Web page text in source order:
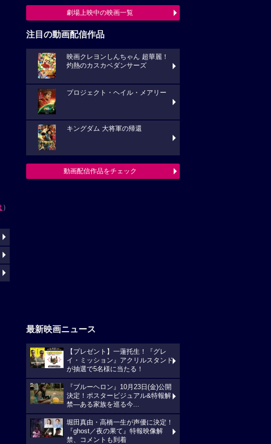
）
劇場上映中の映画一覧
注目の動画配信作品
映画クレヨンしんちゃん 超華麗！
灼熱のカスカベダンサーズ
プロジェクト・ヘイル・メアリー
キングダム 大将軍の帰還
動画配信作品をチェック
最新映画ニュース
【プレゼント】一蓮托生！『グレ
イ・ミッション』アクリルスタンド
が抽選で5名様に当たる！
『ブルーヘロン』10月23日(金)公開
決定！ポスタービジュアル&特報解
禁―ある家族を巡る今...
堀田真由・高橋一生が声優に決定！
『ghost／夜の果て』特報映像解
禁、コメントも到着